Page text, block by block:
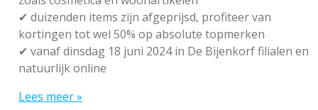
✔ duizenden items zijn afgeprijsd, profiteer van
kortingen tot wel 50% op absolute topmerken
✔ vanaf dinsdag 18 juni 2024 in De Bijenkorf filialen en
natuurlijk online
Lees meer »